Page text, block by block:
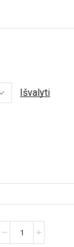
Išvalyti